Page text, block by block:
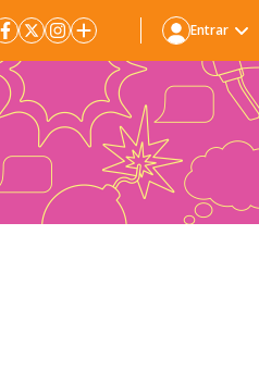
Entrar